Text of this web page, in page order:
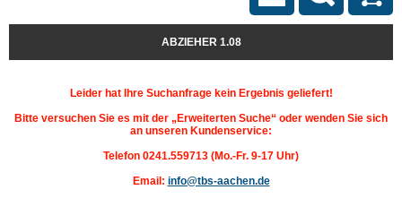
ABZIEHER 1.08
Leider hat Ihre Suchanfrage kein Ergebnis geliefert!
Bitte versuchen Sie es mit der „Erweiterten Suche“ oder wenden Sie sich
an unseren Kundenservice:
Telefon 0241.559713 (Mo.-Fr. 9-17 Uhr)
Email: info@tbs-aachen.de